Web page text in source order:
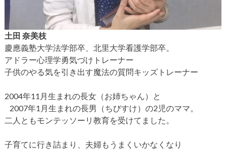
土田 奈美枝
慶應義塾大学法学部卒、北里大学看護学部卒。
アドラー心理学勇気づけトレーナー
子供のやる気を引き出す魔法の質問キッズトレーナー
2004年11月生まれの長女（お姉ちゃん）と
2007年1月生まれの長男（ちびすけ）の2児のママ。
二人ともモンテッソーリ教育を受けてました。
子育てに行き詰まり、夫婦もうまくいかなくなり